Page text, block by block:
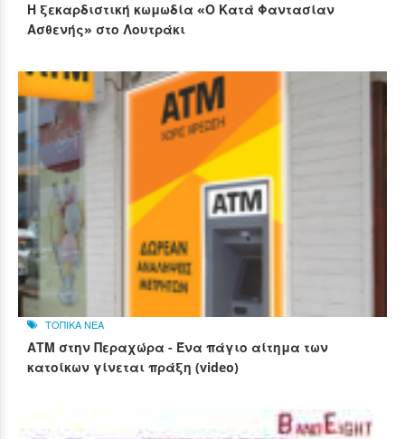
Η ξεκαρδιστική κωμωδία «Ο Κατά Φαντασίαν
Ασθενής» στο Λουτράκι
ΤΟΠΙΚΑ ΝΕΑ
ΑΤΜ στην Περαχώρα - Ένα πάγιο αίτημα των
κατοίκων γίνεται πράξη (video)